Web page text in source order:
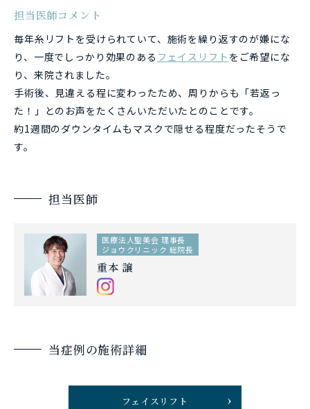
担当医師コメント
毎年糸リフトを受けられていて、施術を繰り返すのが嫌にな
り、 一度でしっかり効果のある フェイスリフト をご希望にな
り、来院されました。
手術後、見違える程に変わったため、周りからも「若返っ
た！」とのお声をたくさんいただいたとのことです。
約1週間のダウンタイムもマスクで隠せる程度だったそうで
す。
担当医師
医療法人聖美会 理事長
ジョウクリニック 総院長
重本 譲
当症例の施術詳細
フェイスリフト